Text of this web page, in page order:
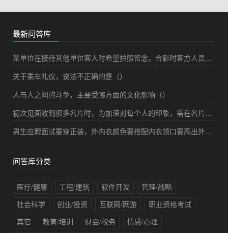
最新问答库
某单位在接待其他单位客人时希望拍照留念，合影时客方人员应居并讲究（）原则
关于乘车礼仪，说法不正确的是（）
人与人之间的斗争，主要受哪方面的文化影响（）
初次见面收到很多名片时，为加深对每个人的印象，需在名片背面标记（）
男生应聘面试要穿正装，外内衣颜色要搭配内衣领口要高出外衣领口（）
问答库分类
医疗/健康 工程/建筑 软件开发
管理/战略
社会科学
创业/投资 互联网/网游
职业资格考试
其它
教育/培训 财会/税务
情感/心理